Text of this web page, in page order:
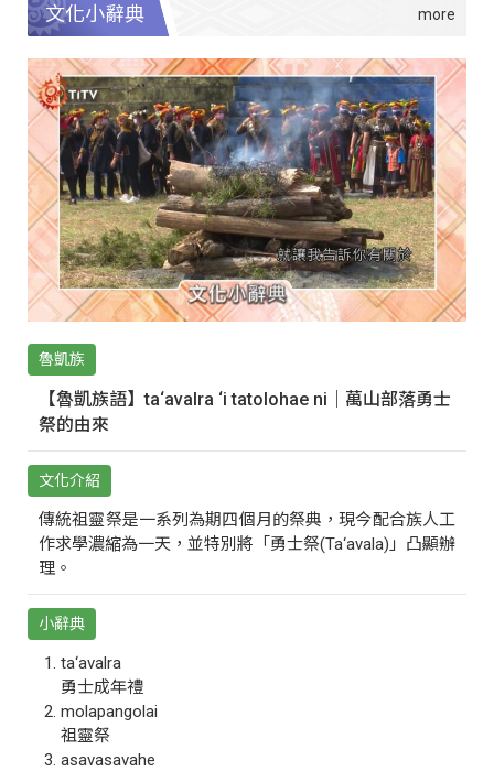
文化小辭典
魯凱族
【魯凱族語】ta‘avalra ‘i tatolohae ni｜萬山部落勇士
祭的由來
文化介紹
傳統祖靈祭是一系列為期四個月的祭典，現今配合族人工
作求學濃縮為一天，並特別將「勇士祭(Ta‘avala)」凸顯辦
理。
小辭典
ta‘avalra
勇士成年禮
molapangolai
祖靈祭
asavasavahe